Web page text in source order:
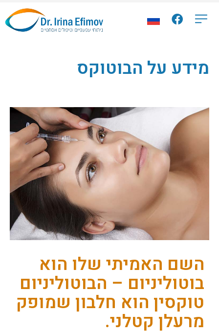
מידע על הבוטוקס
השם האמיתי שלו הוא
בוטוליניום – הבוטוליניום
טוקסין הוא חלבון שמופק
מרעלן קטלני.